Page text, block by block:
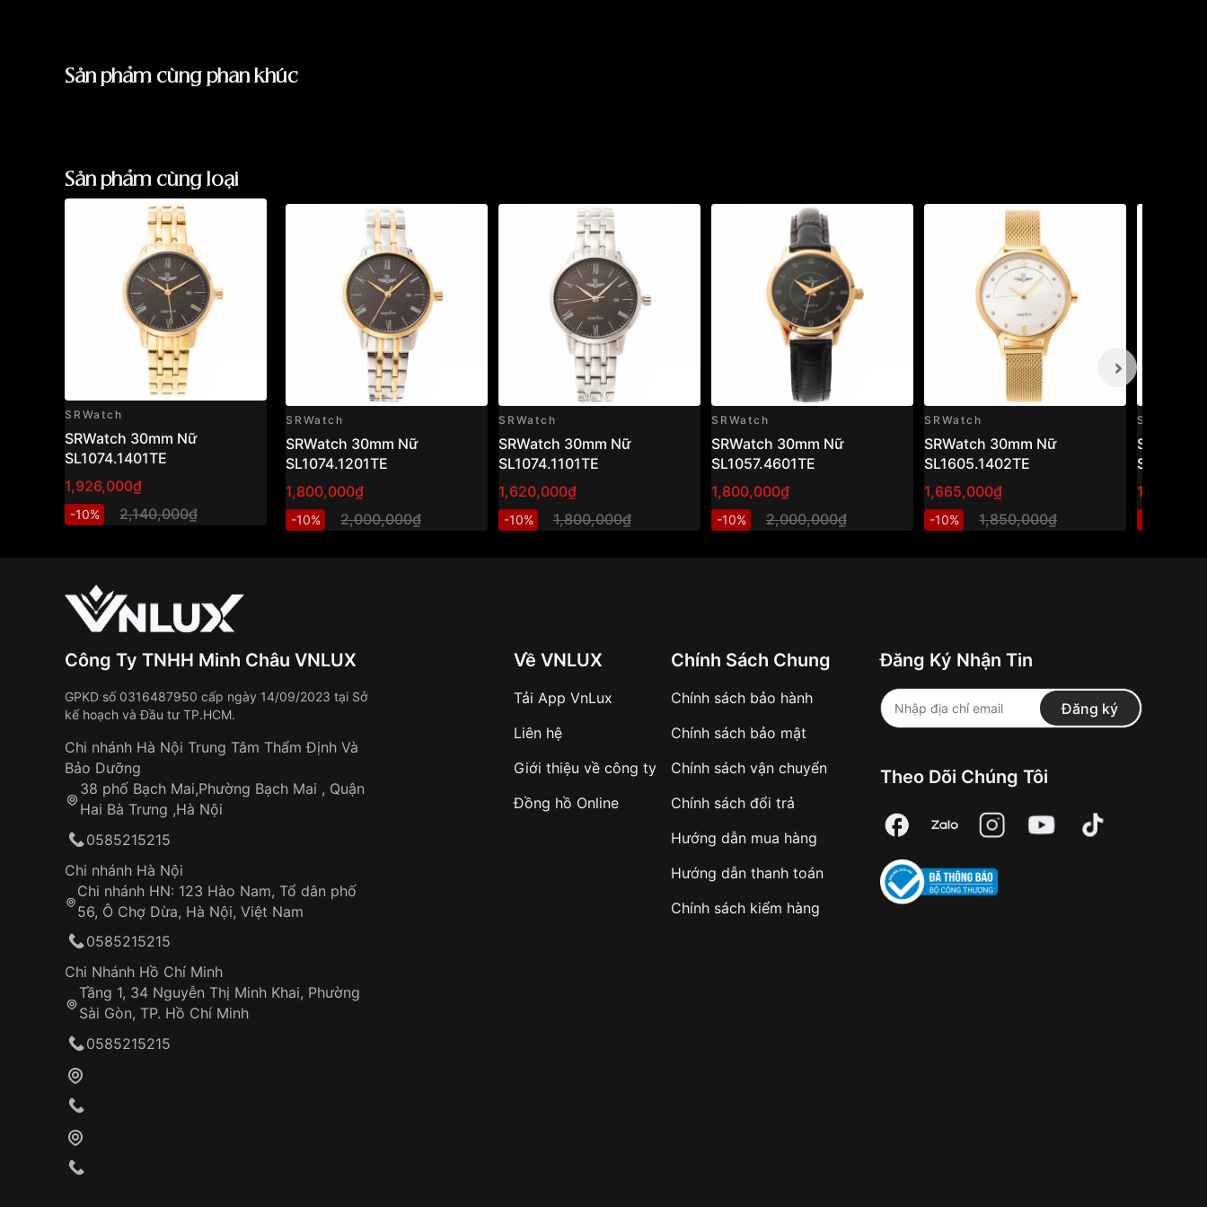
Sản phẩm cùng phân khúc
Sản phẩm cùng loại
SRWatch
SRWatch 30mm Nữ
SL1074.1401TE
1,926,000₫
-10% 2,140,000₫
SRWatch
SRWatch 30mm Nữ
SL1074.1201TE
1,800,000₫
-10% 2,000,000₫
SRWatch
SRWatch 30mm Nữ
SL1074.1101TE
1,620,000₫
-10% 1,800,000₫
SRWatch
SRWatch 30mm Nữ
SL1057.4601TE
1,800,000₫
-10% 2,000,000₫
SRWatch
SRWatch 30mm Nữ
SL1605.1402TE
1,665,000₫
-10% 1,850,000₫
SRWatch
SRWatch
Công Ty TNHH Minh Châu VNLUX
GPKD số 0316487950 cấp ngày 14/09/2023 tại Sở
kế hoạch và Đầu tư TP.HCM.
Chi nhánh Hà Nội Trung Tâm Thẩm Định Và
Bảo Dưỡng
38 phố Bạch Mai,Phường Bạch Mai , Quận
Hai Bà Trưng ,Hà Nội
0585215215
Chi nhánh Hà Nội
Chi nhánh HN: 123 Hào Nam, Tổ dân phố
56, Ô Chợ Dừa, Hà Nội, Việt Nam
0585215215
Chi Nhánh Hồ Chí Minh
Tầng 1, 34 Nguyễn Thị Minh Khai, Phường
Sài Gòn, TP. Hồ Chí Minh
0585215215
Về VNLUX
Tải App VnLux
Liên hệ
Giới thiệu về công ty
Đồng hồ Online
Chính Sách Chung
Chính sách bảo hành
Chính sách bảo mật
Chính sách vận chuyển
Chính sách đổi trả
Hướng dẫn mua hàng
Hướng dẫn thanh toán
Chính sách kiểm hàng
Đăng Ký Nhận Tin
Đăng ký
Theo Dõi Chúng Tôi